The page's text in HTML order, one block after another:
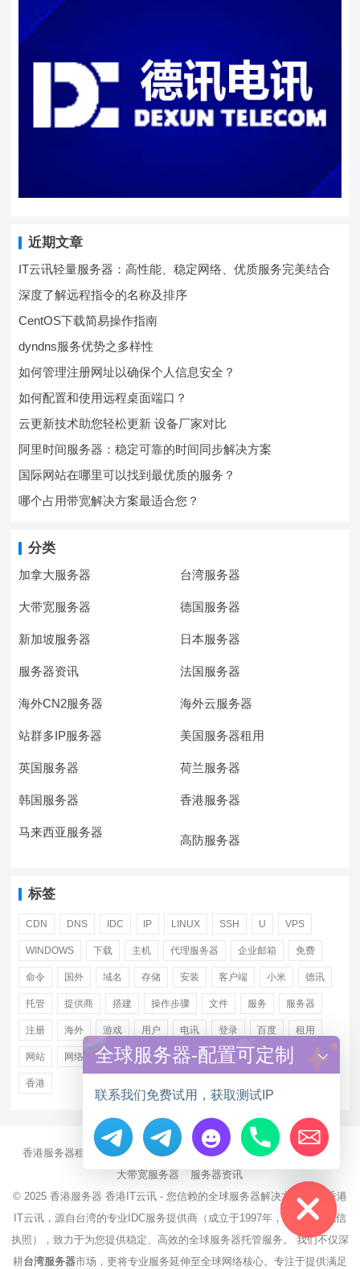
近期文章
IT云讯轻量服务器：高性能、稳定网络、优质服务完美结合
深度了解远程指令的名称及排序
CentOS下载简易操作指南
dyndns服务优势之多样性
如何管理注册网址以确保个人信息安全？
如何配置和使用远程桌面端口？
云更新技术助您轻松更新 设备厂家对比
阿里时间服务器：稳定可靠的时间同步解决方案
国际网站在哪里可以找到最优质的服务？
哪个占用带宽解决方案最适合您？
分类
加拿大服务器 台湾服务器
大带宽服务器 德国服务器
新加坡服务器 日本服务器
服务器资讯 法国服务器
海外CN2服务器 海外云服务器
站群多IP服务器 美国服务器租用
英国服务器 荷兰服务器
韩国服务器 香港服务器
马来西亚服务器
高防服务器
标签
CDN DNS IDC IP LINUX SSH U VPS
WINDOWS 下载 主机 代理服务器 企业邮箱 免费
命令 国外 域名 存储 安装 客户端 小米 德讯
托管 提供商 搭建 操作步骤 文件 服务 服务器
注册 海外 游戏 用户 电讯 登录 百度 租用
网站 网络 腾讯 虚拟主机 证书 配置 阿里
香港
香港服务器租用 海外CN2服务器 站群多IP服务器
海外云服务器
大带宽服务器
服务器资讯
© 2025 香港服务器 香港IT云讯 - 您信赖的全球服务器解决方案伙伴 香港
IT云讯，源自台湾的专业IDC服务提供商（成立于1997年，持有NCC电信
执照），致力于为您提供稳定、高效的全球服务器托管服务。 我们不仅深
耕台湾服务器市场，更将专业服务延伸至全球网络核心。专注于提供满足
Hide chaty
全球服务器-配置可定制
联系我们免费试用，获取测试IP